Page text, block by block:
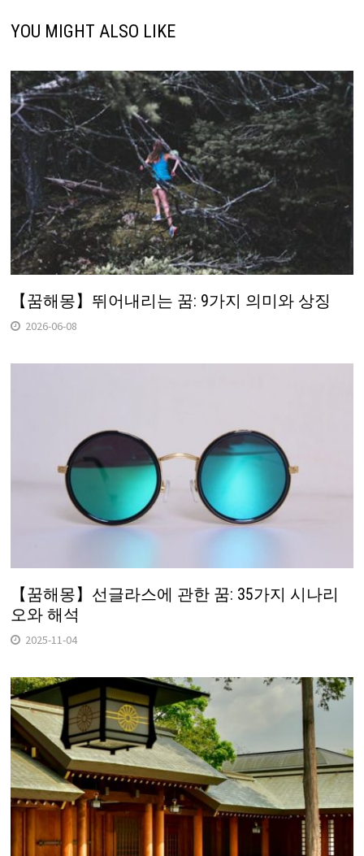
YOU MIGHT ALSO LIKE
【꿈해몽】뛰어내리는 꿈: 9가지 의미와 상징
2026-06-08
【꿈해몽】선글라스에 관한 꿈: 35가지 시나리
오와 해석
2025-11-04